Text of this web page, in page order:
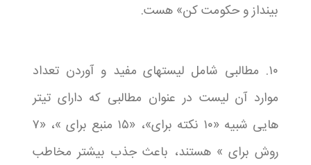
بینداز و حکومت کن» هست.
۱۰. مطالبی شامل لیستهای مفید و آوردن تعداد
موارد آن لیست در عنوان مطالبی که دارای تیتر
هایی شبیه «۱۰ نکته برای»، «۱۵ منبع برای »، «۷
روش برای » هستند، باعث جذب بیشتر مخاطب